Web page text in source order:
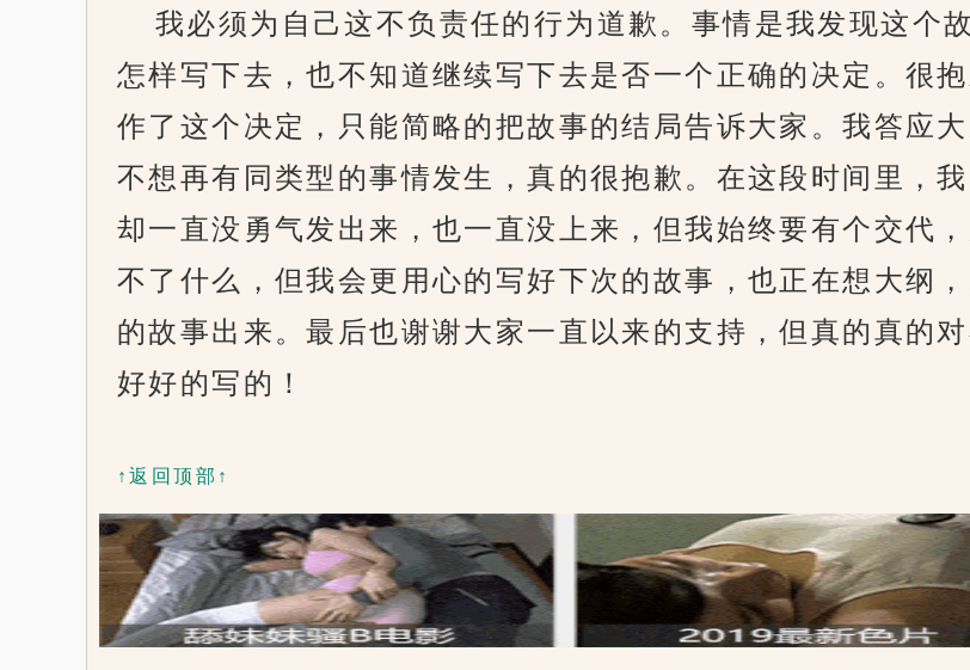
我必须为自己这不负责任的行为道歉。事情是我发现这个
怎样写下去，也不知道继续写下去是否一个正确的决定。很
作了这个决定，只能简略的把故事的结局告诉大家。我答应
不想再有同类型的事情发生，真的很抱歉。在这段时间里，
却一直没勇气发出来，也一直没上来，但我始终要有个交代
不了什么，但我会更用心的写好下次的故事，也正在想大纲
的故事出来。最后也谢谢大家一直以来的支持，但真的真的
好好的写的！
↑返回顶部↑
x